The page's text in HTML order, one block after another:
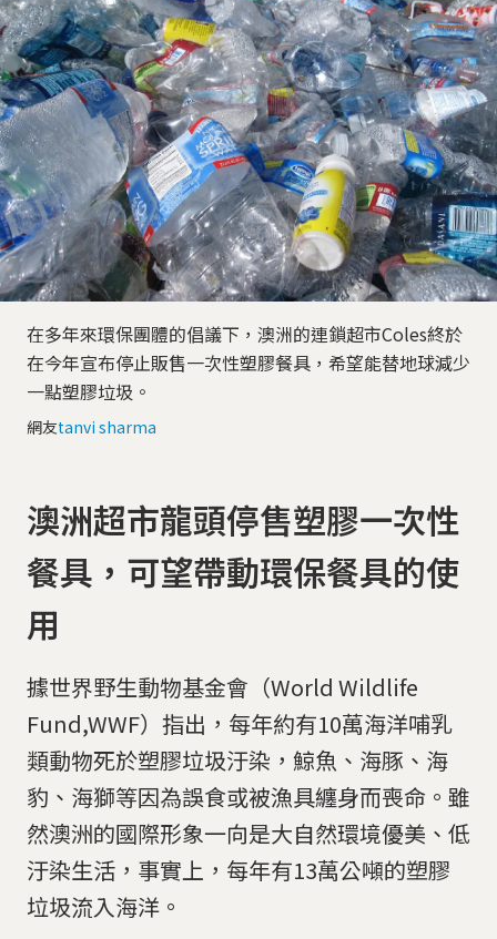
在多年來環保團體的倡議下，澳洲的連鎖超市Coles終於
在今年宣布停止販售一次性塑膠餐具，希望能替地球減少
一點塑膠垃圾。
網友tanvi sharma
澳洲超市龍頭停售塑膠一次性
餐具，可望帶動環保餐具的使
用
據世界野生動物基金會（World Wildlife
Fund,WWF）指出，每年約有10萬海洋哺乳
類動物死於塑膠垃圾汙染，鯨魚、海豚、海
豹、海獅等因為誤食或被漁具纏身而喪命。雖
然澳洲的國際形象一向是大自然環境優美、低
汙染生活，事實上，每年有13萬公噸的塑膠
垃圾流入海洋。